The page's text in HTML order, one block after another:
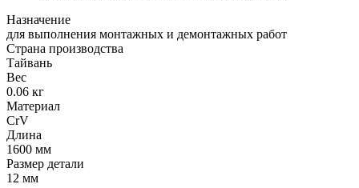
Назначение
для выполнения монтажных и демонтажных работ
Страна производства
Тайвань
Вес
0.06 кг
Материал
CrV
Длина
1600 мм
Размер детали
12 мм